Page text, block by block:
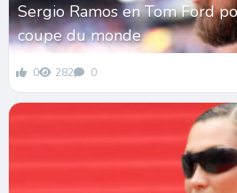
Sergio Ramos en Tom Ford
coupe du monde
0 282 0